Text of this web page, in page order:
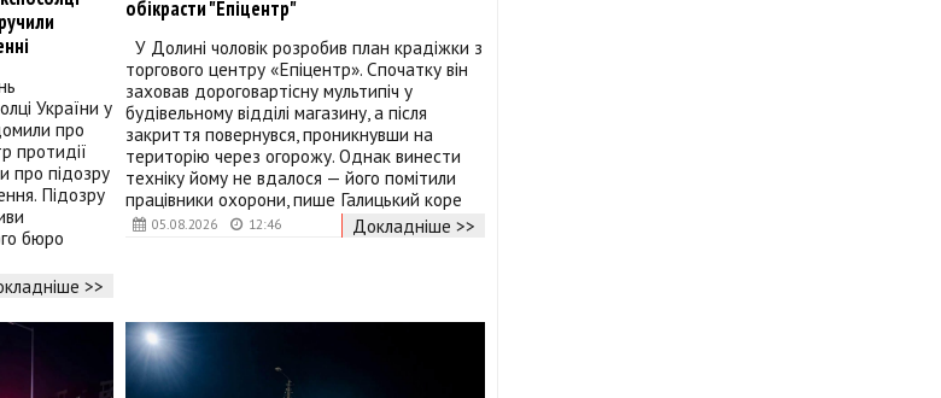
України у
про
протидії
про підозру
Підозру
бюро
>>
05.08.2026 12:46
обікрасти "Епіцентр"
У Долині чоловік розробив план крадіжки з
торгового центру «Епіцентр». Спочатку він
заховав дороговартісну мультипіч у
будівельному відділі магазину, а після
закриття повернувся, проникнувши на
територію через огорожу. Однак винести
техніку йому не вдалося — його помітили
працівники охорони, пише Галицький коре
Докладніше >>